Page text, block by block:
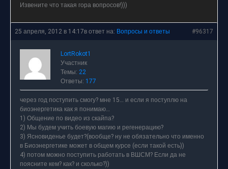
Извените что такая гора вопросов!)))
25 апреля, 2012 в 14:17в ответ на: Вопросы и ответы #96317
LortRokot1
Участник
Темы: 22
Ответы: 177
через год поступить смогу? мне 15… и если я поступлю на
биоэнергетика как я понимаю…
1) Общение по видео из скайпа?
2) Мы будем учить боевую магию и регенерацию?
3) Ясновиденье будет?(вообще? ну не обязательно что именно
в Биоэнергетике может в общем курсе (если такой есть))
4) потом можно поступить работать в ВШСМ? Если да не
поясните кем? как? и сколько?))